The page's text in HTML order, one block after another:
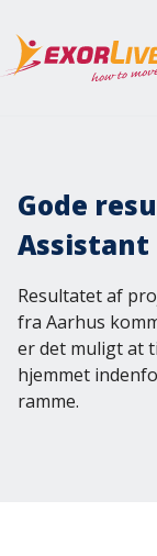
Kommune
Klinik
Fitness og
Yderligere
Nyheder
Tema:
Tema:
Fagartikler
Brugerhjælp
Kom i gang
Ofte
Kontakt os
Pris
Gode
Assistant
Resultatet af
fra Aarhus
er det muligt at
hjemmet
ramme.